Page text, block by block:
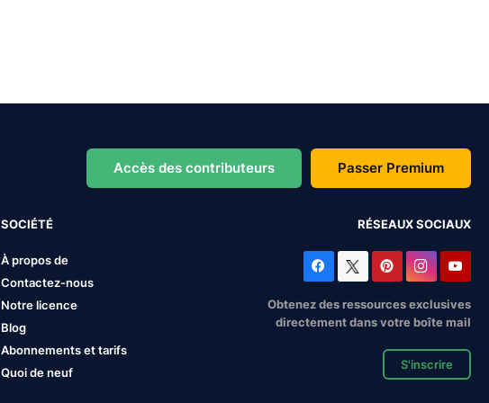
Accès des contributeurs Passer Premium
SOCIÉTÉ
À propos de
Contactez-nous
Notre licence
Blog
Abonnements et tarifs
Quoi de neuf
RÉSEAUX SOCIAUX
Obtenez des ressources exclusives
directement dans votre boîte mail
S'inscrire